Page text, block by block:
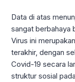
Data di atas
sangat berbahaya
Virus ini
terakhir, dengan
Covid-19 secara
struktur sosial